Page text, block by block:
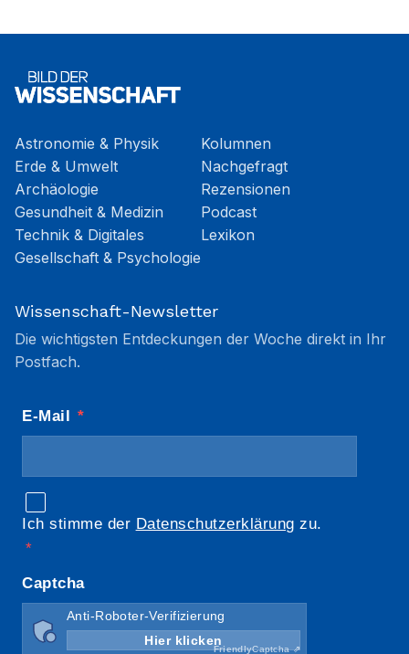
Astronomie & Physik
Erde & Umwelt
Archäologie
Gesundheit & Medizin
Technik & Digitales
Gesellschaft & Psychologie
Kolumnen
Nachgefragt
Rezensionen
Podcast
Lexikon
Wissenschaft-Newsletter
Die wichtigsten Entdeckungen der Woche direkt in Ihr
Postfach.